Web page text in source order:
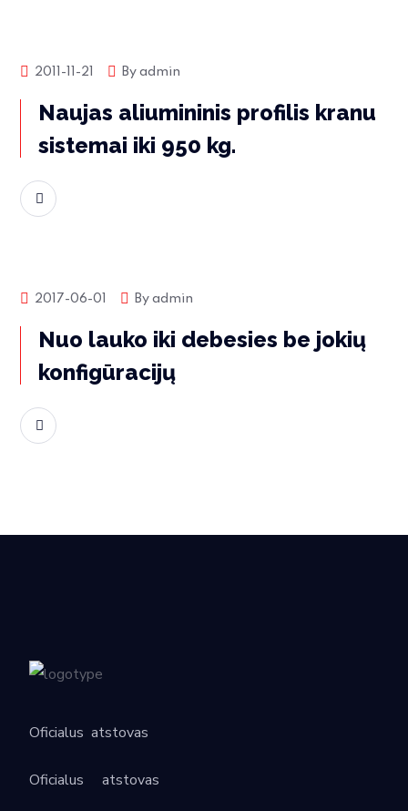
Produktų naujienos
2011-11-21 Byadmin
Naujas aliumininis profilis kranu
sistemai iki 950 kg.
Produktų naujienos
2017-06-01 Byadmin
Nuo lauko iki debesies be jokių
konfigūracijų
Oficialus atstovas
Oficialus atstovas